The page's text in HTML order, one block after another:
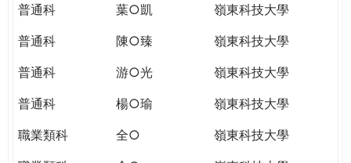
普通科
葉○凱
嶺東科技大學
普通科
陳○臻
嶺東科技大學
普通科
游○光
嶺東科技大學
普通科
楊○瑜
嶺東科技大學
職業類科
全○
嶺東科技大學